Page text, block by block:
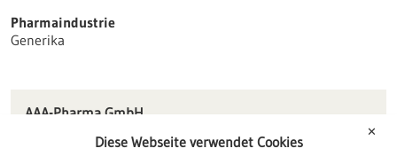
Pharmaindustrie
Generika
AAA-Pharma GmbH
71034 Böblingen
✕
Diese Webseite verwendet Cookies